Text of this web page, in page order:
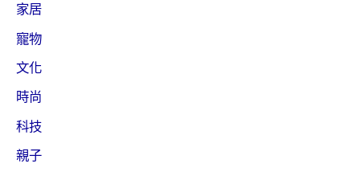
家居
寵物
文化
時尚
科技
親子